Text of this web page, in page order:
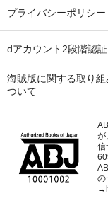
プライバシーポリシー
dアカウント2段階認
海賊版に関する取り組
ついて
が
信
の
→